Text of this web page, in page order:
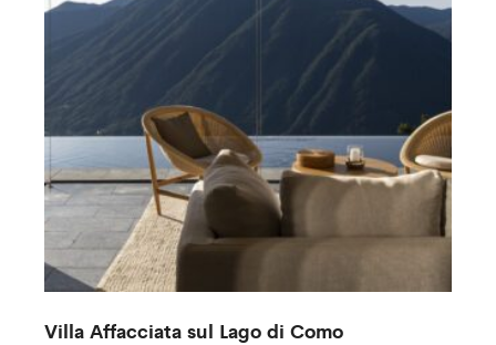
Villa Affacciata sul Lago di Como